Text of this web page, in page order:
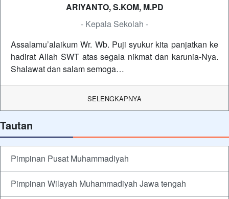
ARIYANTO, S.KOM, M.PD
- Kepala Sekolah -
Assalamu’alaikum Wr. Wb. Puji syukur kita panjatkan ke
hadirat Allah SWT atas segala nikmat dan karunia-Nya.
Shalawat dan salam semoga…
SELENGKAPNYA
Tautan
Pimpinan Pusat Muhammadiyah
Pimpinan Wilayah Muhammadiyah Jawa tengah